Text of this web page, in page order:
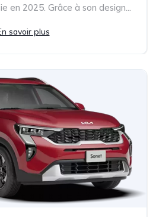
en 2025. Grâce à son design...
savoir plus